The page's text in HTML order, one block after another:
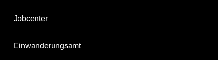
Jobcenter
Einwanderungsamt